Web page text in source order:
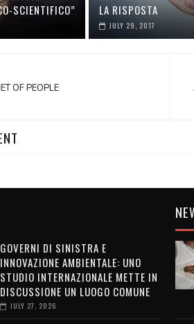
SCIENTIFICO”
LA RISPOSTA
JULY 29, 2017
OF PEOPLE
GOVERNI DI SINISTRA E
INNOVAZIONE AMBIENTALE: UNO
STUDIO INTERNAZIONALE METTE IN
DISCUSSIONE UN LUOGO COMUNE
JULY 27, 2026